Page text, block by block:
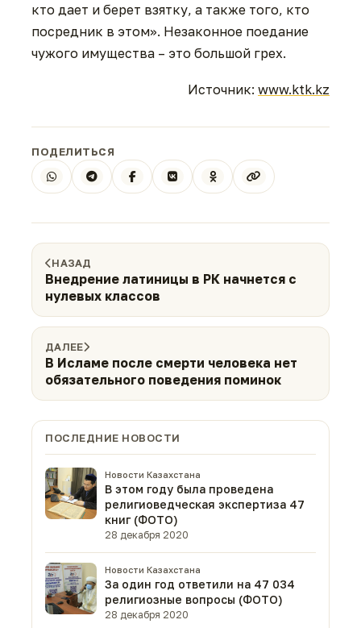
кто дает и берет взятку, а также того, кто
посредник в этом». Незаконное поедание
чужого имущества – это большой грех.
Источник: www.ktk.kz
ПОДЕЛИТЬСЯ
НАЗАД
Внедрение латиницы в РК начнется с
нулевых классов
ДАЛЕЕ
В Исламе после смерти человека нет
обязательного поведения поминок
ПОСЛЕДНИЕ НОВОСТИ
Новости Казахстана
В этом году была проведена
религиоведческая экспертиза 47
книг (ФОТО)
28 декабря 2020
Новости Казахстана
За один год ответили на 47 034
религиозные вопросы (ФОТО)
28 декабря 2020